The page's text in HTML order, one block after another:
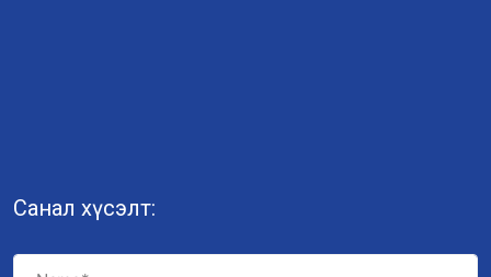
Санал хүсэлт: